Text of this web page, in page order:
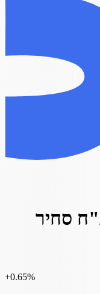
סחיר
‎+0.65%